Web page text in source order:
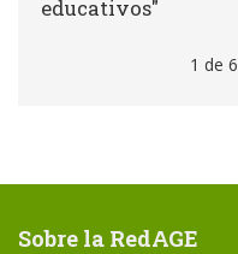
educativos"
1 de 6
Sobre la RedAGE